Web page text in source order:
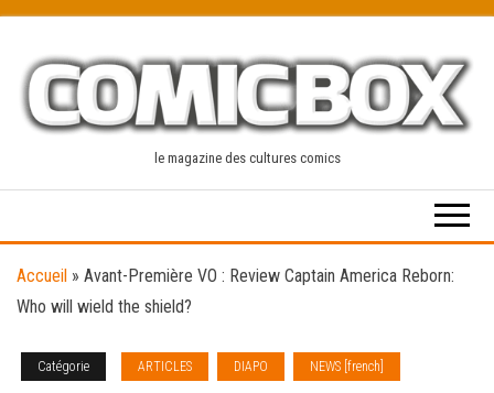
content
le magazine des cultures comics
Accueil » Avant-Première VO : Review Captain America Reborn:
Who will wield the shield?
Catégorie ARTICLES DIAPO NEWS [french]